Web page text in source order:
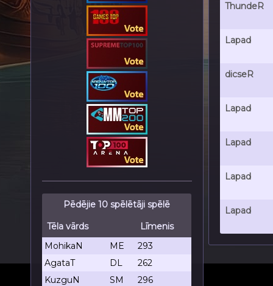
Pēdējie 10 spēlētāji spēlē
Tēla vārds
Līmenis
MohikaN
ME
293
AgataT
DL
262
KuzguN
SM
296
ThundeR
Lapad
dicseR
Lapad
Lapad
Lapad
Lapad